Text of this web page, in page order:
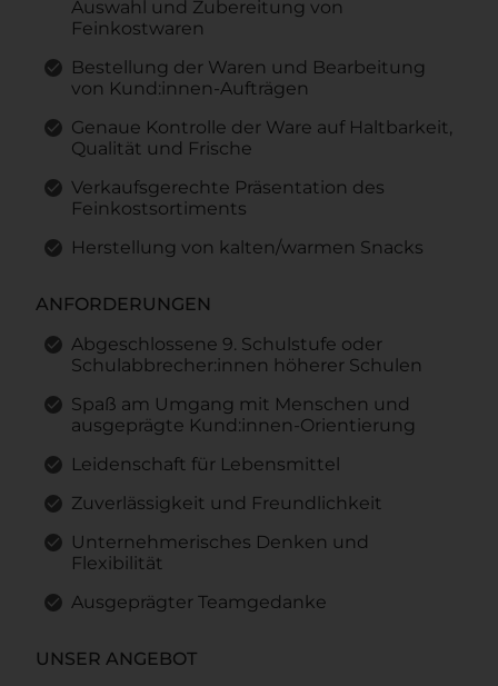
Auswahl und Zubereitung von
Feinkostwaren
Bestellung der Waren und Bearbeitung
von Kund:innen-Aufträgen
Genaue Kontrolle der Ware auf Haltbarkeit,
Qualität und Frische
Verkaufsgerechte Präsentation des
Feinkostsortiments
Herstellung von kalten/warmen Snacks
ANFORDERUNGEN
Abgeschlossene 9. Schulstufe oder
Schulabbrecher:innen höherer Schulen
Spaß am Umgang mit Menschen und
ausgeprägte Kund:innen-Orientierung
Leidenschaft für Lebensmittel
Zuverlässigkeit und Freundlichkeit
Unternehmerisches Denken und
Flexibilität
Ausgeprägter Teamgedanke
UNSER ANGEBOT